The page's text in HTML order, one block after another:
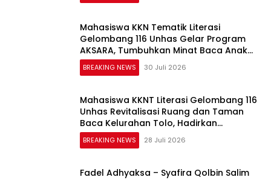
Mahasiswa KKN Tematik Literasi
Gelombang 116 Unhas Gelar Program
AKSARA, Tumbuhkan Minat Baca Anak
Melalui Membaca Nyaring
BREAKING NEWS 30 Juli 2026
Mahasiswa KKNT Literasi Gelombang 116
Unhas Revitalisasi Ruang dan Taman
Baca Kelurahan Tolo, Hadirkan
CAKRAWALA sebagai Pusat Literasi
Masyarakat
BREAKING NEWS 28 Juli 2026
Fadel Adhyaksa – Syafira Qolbin Salim